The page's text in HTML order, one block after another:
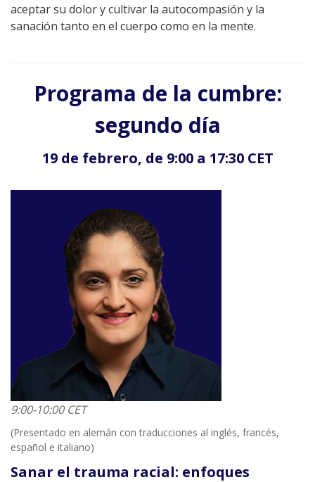
aceptar su dolor y cultivar la autocompasión y la
sanación tanto en el cuerpo como en la mente.
Programa de la cumbre:
segundo día
19 de febrero, de 9:00 a 17:30 CET
9:00-10:00 CET
(Presentado en alemán con traducciones al inglés, francés,
español e italiano)
Sanar el trauma racial: enfoques